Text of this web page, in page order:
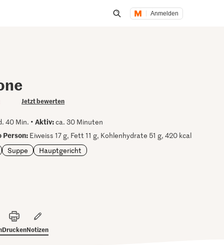
Anmelden
Jetzt bewerten
40 Min. •Aktiv:ca. 30 Minuten
Person: Eiweiss 17 g, Fett 11 g, Kohlenhydrate 51 g, 420 kcal
Suppe Hauptgericht
DruckenNotizen